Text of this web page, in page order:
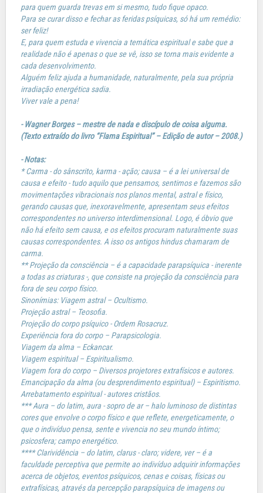
para quem guarda trevas em si mesmo, tudo fique opaco.
Para se curar disso e fechar as feridas psíquicas, só há um remédio:
ser feliz!
E, para quem estuda e vivencia a temática espiritual e sabe que a
realidade não é apenas o que se vê, isso se torna mais evidente a
cada desenvolvimento.
Alguém feliz ajuda a humanidade, naturalmente, pela sua própria
irradiação energética sadia.
Viver vale a pena!
- Wagner Borges – mestre de nada e discípulo de coisa alguma.
(Texto extraído do livro “Flama Espiritual” – Edição de autor – 2008.)
- Notas:
* Carma - do sânscrito, karma - ação; causa – é a lei universal de
causa e efeito - tudo aquilo que pensamos, sentimos e fazemos são
movimentações vibracionais nos planos mental, astral e físico,
gerando causas que, inexoravelmente, apresentam seus efeitos
correspondentes no universo interdimensional. Logo, é óbvio que
não há efeito sem causa, e os efeitos procuram naturalmente suas
causas correspondentes. A isso os antigos hindus chamaram de
carma.
** Projeção da consciência – é a capacidade parapsíquica - inerente
a todas as criaturas -, que consiste na projeção da consciência para
fora de seu corpo físico.
Sinonímias: Viagem astral – Ocultismo.
Projeção astral – Teosofia.
Projeção do corpo psíquico - Ordem Rosacruz.
Experiência fora do corpo – Parapsicologia.
Viagem da alma – Eckancar.
Viagem espiritual – Espiritualismo.
Viagem fora do corpo – Diversos projetores extrafísicos e autores.
Emancipação da alma (ou desprendimento espiritual) – Espiritismo.
Arrebatamento espiritual - autores cristãos.
*** Aura – do latim, aura - sopro de ar – halo luminoso de distintas
cores que envolve o corpo físico e que reflete, energeticamente, o
que o indivíduo pensa, sente e vivencia no seu mundo íntimo;
psicosfera; campo energético.
**** Clarividência – do latim, clarus - claro; videre, ver – é a
faculdade perceptiva que permite ao indivíduo adquirir informações
acerca de objetos, eventos psíquicos, cenas e coisas, físicas ou
extrafísicas, através da percepção parapsíquica de imagens ou